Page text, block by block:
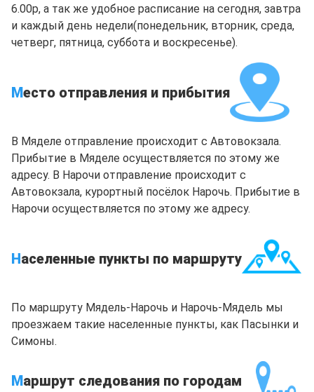
6.00р, а так же удобное расписание на сегодня, завтра
и каждый день недели(понедельник, вторник, среда,
четверг, пятница, суббота и воскресенье).
Место отправления и прибытия
В Мяделе отправление происходит с Автовокзала.
Прибытие в Мяделе осуществляется по этому же
адресу. В Нарочи отправление происходит с
Автовокзала, курортный посёлок Нарочь. Прибытие в
Нарочи осуществляется по этому же адресу.
Населенные пункты по маршруту
По маршруту Мядель-Нарочь и Нарочь-Мядель мы
проезжаем такие населенные пункты, как Пасынки и
Симоны.
Маршрут следования по городам